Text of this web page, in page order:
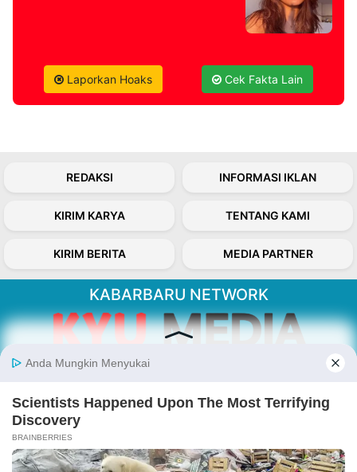
Laporkan Hoaks Cek Fakta Lain
REDAKSI INFORMASI IKLAN
KIRIM KARYA TENTANG KAMI
KIRIM BERITA MEDIA PARTNER
KABARBARU NETWORK